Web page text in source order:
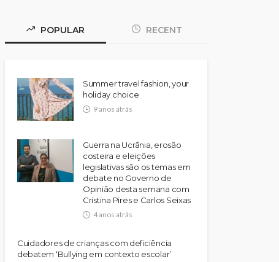
POPULAR RECENT
Summer travel fashion, your
holiday choice
9 anos atrás
Guerra na Ucrânia, erosão
costeira e eleições
legislativas são os temas em
debate no Governo de
Opinião desta semana com
Cristina Pires e Carlos Seixas
4 anos atrás
Cuidadores de crianças com deficiência
debatem ‘Bullying em contexto escolar’